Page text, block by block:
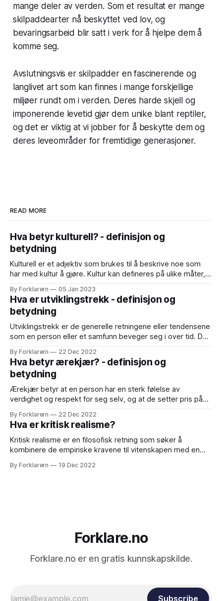
mange deler av verden. Som et resultat er mange
skilpaddearter nå beskyttet ved lov, og
bevaringsarbeid blir satt i verk for å hjelpe dem å
komme seg.
Avslutningsvis er skilpadder en fascinerende og
langlivet art som kan finnes i mange forskjellige
miljøer rundt om i verden. Deres harde skjell og
imponerende levetid gjør dem unike blant reptiler,
og det er viktig at vi jobber for å beskytte dem og
deres leveområder for fremtidige generasjoner.
READ MORE
Hva betyr kulturell? - definisjon og
betydning
Kulturell er et adjektiv som brukes til å beskrive noe som
har med kultur å gjøre. Kultur kan defineres på ulike måter,
verdier, normer, skikker, tradisjoner, symboler og
materialobjekter som utgjør en gruppes særegne måte å
leve på. Dette
By Forklarern 05 Jan 2023
Hva er utviklingstrekk - definisjon og
betydning
Utviklingstrekk er de generelle retningene eller tendensene
som en person eller et samfunn beveger seg i over tid. Det
avhengig av hva som skjer og hvordan det påvirker en
person eller et samfunn. Et eksempel på et positivt
utviklingstrekk kan være en økning
By Forklarern 22 Dec 2022
Hva betyr ærekjær? - definisjon og
betydning
Ærekjær betyr at en person har en sterk følelse av
verdighet og respekt for seg selv, og at de setter pris på
opptatt av å opprettholde sin egen ære og rykte, og at de
ofte vil handle for å
By Forklarern 22 Dec 2022
Hva er kritisk realisme?
Kritisk realisme er en filosofisk retning som søker å
kombinere de empiriske kravene til vitenskapen med en
anerkjenne at virkeligheten eksisterer uavhengig av
By Forklarern 19 Dec 2022
Forklare.no
Forklare.no er en gratis kunnskapskilde.
Subscribe